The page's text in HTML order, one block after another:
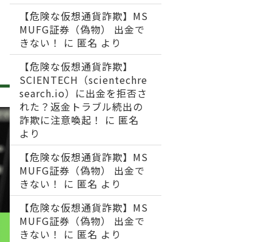
【危険な仮想通貨詐欺】MS
MUFG証券（偽物） 出金で
きない！
に 匿名 より
【危険な仮想通貨詐欺】
SCIENTECH（scientechre
search.io）に出金を拒否さ
れた？返金トラブル続出の
詐欺に注意喚起！
に 匿名
より
【危険な仮想通貨詐欺】MS
MUFG証券（偽物） 出金で
きない！
に 匿名 より
【危険な仮想通貨詐欺】MS
MUFG証券（偽物） 出金で
きない！
に 匿名 より